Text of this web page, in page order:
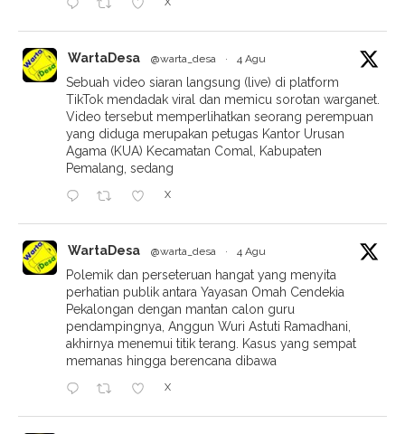
WartaDesa @warta_desa · 4 Agu
Sebuah video siaran langsung (live) di platform
TikTok mendadak viral dan memicu sorotan warganet.
Video tersebut memperlihatkan seorang perempuan
yang diduga merupakan petugas Kantor Urusan
Agama (KUA) Kecamatan Comal, Kabupaten
Pemalang, sedang
X
WartaDesa @warta_desa · 4 Agu
Polemik dan perseteruan hangat yang menyita
perhatian publik antara Yayasan Omah Cendekia
Pekalongan dengan mantan calon guru
pendampingnya, Anggun Wuri Astuti Ramadhani,
akhirnya menemui titik terang. Kasus yang sempat
memanas hingga berencana dibawa
X